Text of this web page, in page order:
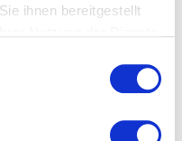
ihnen bereitgestellt